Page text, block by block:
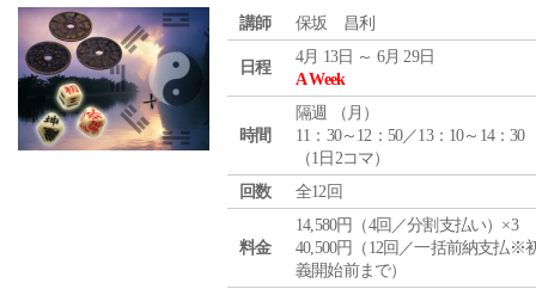
講師 保坂 昌利
日程
4月 13日 ～ 6月 29日
A Week
時間
隔週 （ 月 ）
11：30～12：50／13：10～14：30
（1日2コマ）
回数
全12回
料金
14,580円（4回／分割支払い）×3
40,500円（12回／一括前納支払※
義開始前まで）